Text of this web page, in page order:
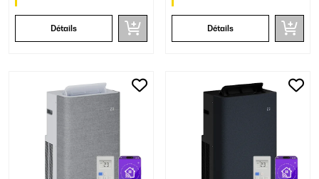
Détails Détails